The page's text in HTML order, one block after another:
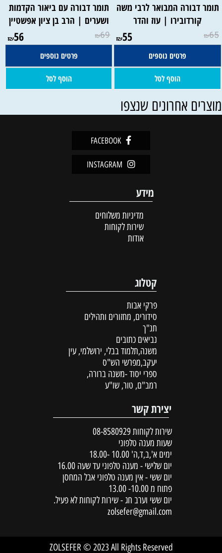
תומר דבורה המבואר לרבי משה
קורדובירו | עוז והדר
₪65
₪55
פרטים נוספים
הוסף לסל
תומר דבורה עם ביאור הקדמות
ושערים | הרב בן ציון אפשטיין
₪69
₪56
פרטים נוספים
הוסף לסל
אחרונים שנצפו
FACEBOOK
INSTAGRAM
מידע
מדיניות משלוחים
שירות לקוחות
אודות
קטלוג
פרקי אבות
סידורים, מחזורים ותהילים
תנ"ך
נביאים כתובים
משנה,תלמוד בבלי, ירושלמי, עין
יעקב,מפרשי הש"ס
ספרי יסוד -משנה ברורה,
רמב"ם, טור, שו"ע
יצירת קשר
שירות לקוחות 08-8580929
שעות מענה טלפוני
ימים א',ב,ד,ה' 10.00 -18.00
יום שלישי - מענה טלפוני עד שעה 16.00
יום ששי - אין מענה טלפוני אבל המחסן
פתוח מ 10.00- 13.00
יום ששי וערב חג - שירות לקוחות לא פעיל.
zolsefer@gmail.com
ZOLSEFER © 2023 All Rights Reserved